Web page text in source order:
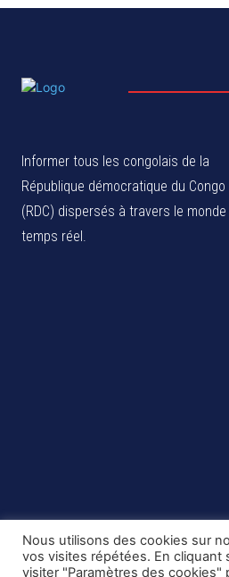
Informer tous les congolais de la
République démocratique du Congo
(RDC) dispersés à travers le monde
temps réel.
Copyright © DiaspoRDC. All rights
Nous utilisons des cookies sur
vos visites répétées. En
visiter "Paramètres des